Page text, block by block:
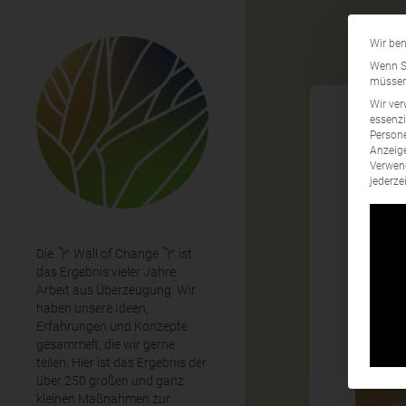
Die Wall of Change
ist
das Ergebnis vieler Jahre
Arbeit aus Überzeugung. Wir
haben unsere Ideen,
Erfahrungen und Konzepte
gesammelt, die wir gerne
teilen. Hier ist das Ergebnis der
über 250 großen und ganz
kleinen Maßnahmen zur
Wir
Wenn
Wir